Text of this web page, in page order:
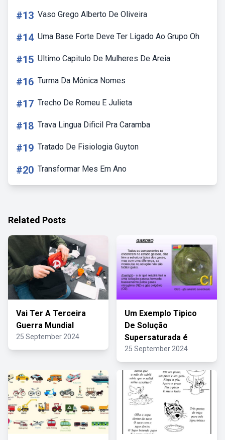
#13 Vaso Grego Alberto De Oliveira
#14 Uma Base Forte Deve Ter Ligado Ao Grupo Oh
#15 Ultimo Capitulo De Mulheres De Areia
#16 Turma Da Mônica Nomes
#17 Trecho De Romeu E Julieta
#18 Trava Lingua Dificil Pra Caramba
#19 Tratado De Fisiologia Guyton
#20 Transformar Mes Em Ano
Related Posts
Vai Ter A Terceira
Guerra Mundial
25 September 2024
Um Exemplo Tipico
De Solução
Supersaturada é
25 September 2024